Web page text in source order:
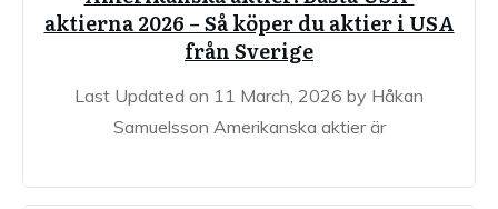
aktierna 2026 – Så köper du aktier i USA
från Sverige
Last Updated on 11 March, 2026 by Håkan
Samuelsson Amerikanska aktier är